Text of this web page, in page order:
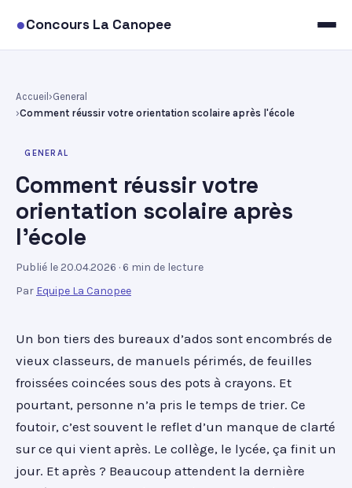
●Concours La Canopee
Accueil
General
Comment réussir votre orientation scolaire après l'école
GENERAL
Comment réussir votre
orientation scolaire après
l'école
Publié le 20.04.2026 · 6 min de lecture
Par Equipe La Canopee
Un bon tiers des bureaux d’ados sont encombrés de
vieux classeurs, de manuels périmés, de feuilles
froissées coincées sous des pots à crayons. Et
pourtant, personne n’a pris le temps de trier. Ce
foutoir, c’est souvent le reflet d’un manque de clarté
sur ce qui vient après. Le collège, le lycée, ça finit un
jour. Et après ? Beaucoup attendent la dernière